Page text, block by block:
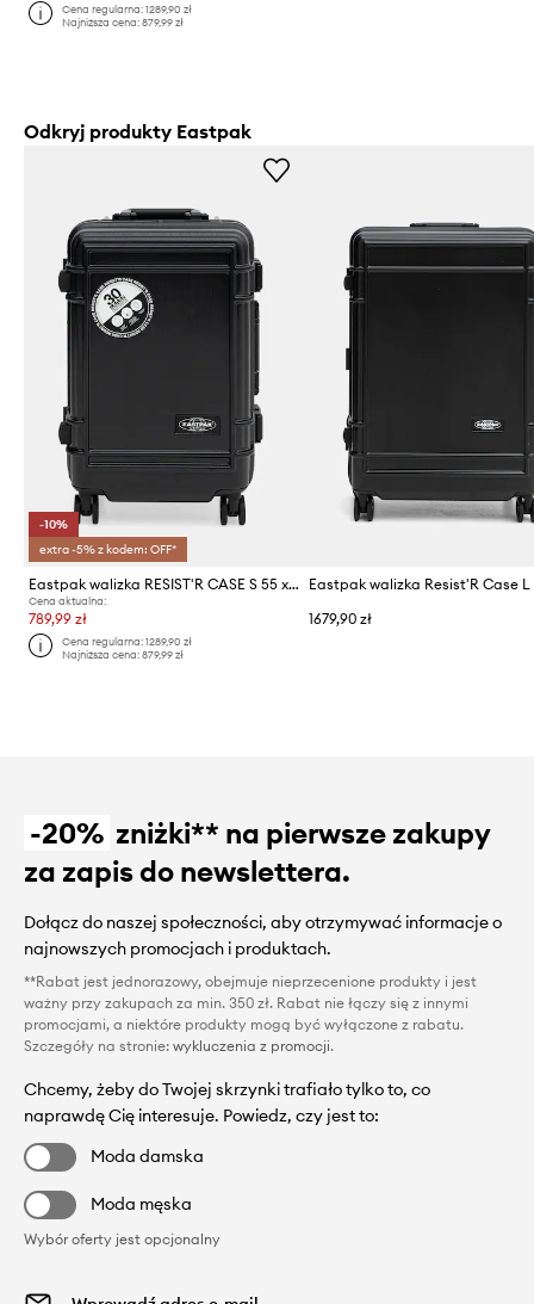
Cena regularna:1289,90 zł
Najniższa cena:879,99 zł
Odkryj produkty Eastpak
-10%
extra -5% z kodem: OFF*
Eastpak walizka RESIST'R CASE S 55 x 35 x 23
Cena aktualna:
789,99 zł
Cena regularna:1289,90 zł
Najniższa cena:879,99 zł
1679,90 zł
-20% zniżki** na pierwsze zakupy
za zapis do newslettera.
Dołącz do naszej społeczności, aby otrzymywać informacje o
najnowszych promocjach i produktach.
**Rabat jest jednorazowy, obejmuje nieprzecenione produkty i jest
ważny przy zakupach za min. 350 zł. Rabat nie łączy się z innymi
promocjami, a niektóre produkty mogą być wyłączone z rabatu.
Szczegóły na stronie: wykluczenia z promocji.
Chcemy, żeby do Twojej skrzynki trafiało tylko to, co
naprawdę Cię interesuje. Powiedz, czy jest to:
Moda damska
Moda męska
Wybór oferty jest opcjonalny